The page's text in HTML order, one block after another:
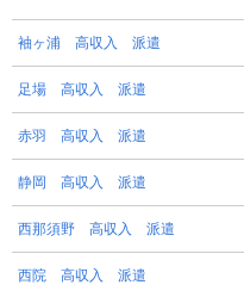
袖ヶ浦 高収入 派遣
足場 高収入 派遣
赤羽 高収入 派遣
静岡 高収入 派遣
西那須野 高収入 派遣
西院 高収入 派遣